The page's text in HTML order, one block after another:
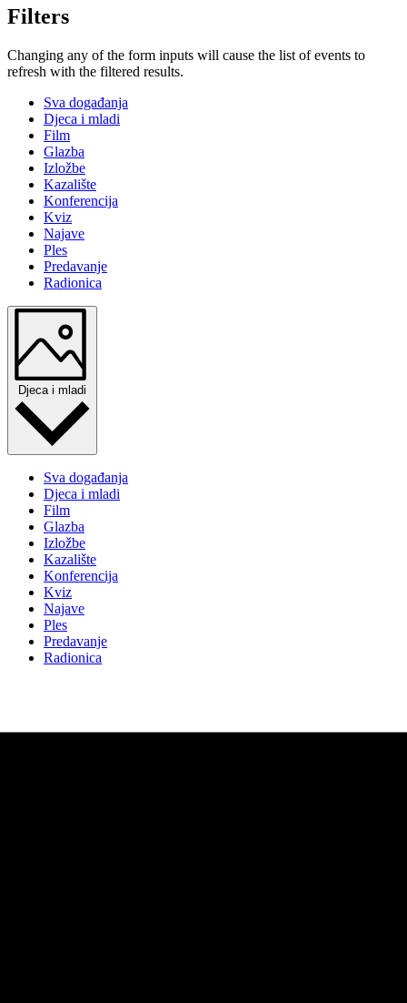
Filters
Changing any of the form inputs will cause the list of events to
refresh with the filtered results.
Sva događanja
Djeca i mladi
Film
Glazba
Izložbe
Kazalište
Konferencija
Kviz
Najave
Ples
Predavanje
Radionica
Djeca i mladi
Sva događanja
Djeca i mladi
Film
Glazba
Izložbe
Kazalište
Konferencija
Kviz
Najave
Ples
Predavanje
Radionica